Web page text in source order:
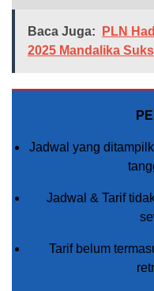
Baca Juga:
PLN
2025 Mandalika
Jadwal yang
Jadwal & Tarif
Tarif belum